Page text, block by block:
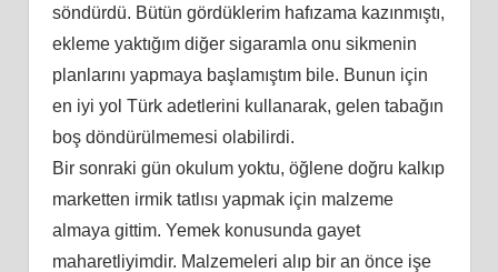
söndürdü. Bütün gördüklerim hafızama kazınmıştı,
ekleme yaktığım diğer sigaramla onu sikmenin
planlarını yapmaya başlamıştım bile. Bunun için
en iyi yol Türk adetlerini kullanarak, gelen tabağın
boş döndürülmemesi olabilirdi.
Bir sonraki gün okulum yoktu, öğlene doğru kalkıp
marketten irmik tatlısı yapmak için malzeme
almaya gittim. Yemek konusunda gayet
maharetliyimdir. Malzemeleri alıp bir an önce işe